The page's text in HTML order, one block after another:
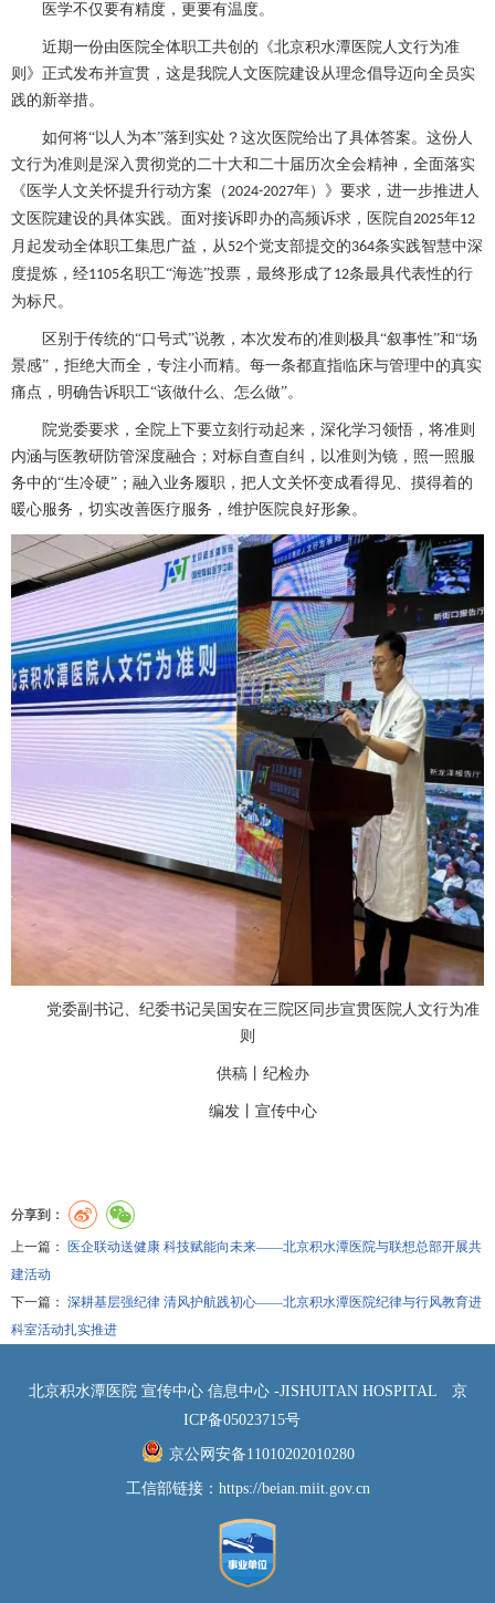
医学不仅要有精度，更要有温度。
近期一份由医院全体职工共创的《北京积水潭医院人文行为准
则》正式发布并宣贯 ， 这是我院人文医院建设从理念倡导迈向全员实
践的新举措。
如何将“以人为本”落到实处？这次医院给出了具体答案。这份人
文行为准则是深入贯彻党的二十大和二十届历次全会精神，全面落实
《医学人文关怀提升行动方案（2024-2027年）》要求，进一步推进人
文医院建设的具体实践。面对接诉即办的高频诉求，医院自2025年12
月起发动全体职工集思广益，从52个党支部提交的364条实践智慧中深
度提炼，经1105名职工“海选”投票，最终形成了 12条最具代表性的行
为标尺。
区别于传统的“口号式”说教，本次发布的准则极具“叙事性”和“场
景感”，拒绝大而全，专注小而精。每一条都直指临床与管理中的真实
痛点，明确告诉职工“该做什么、怎么做”。
院党委要求，全院上下要立刻行动起来，深化学习领悟，将准则
内涵与医教研防管深度融合；对标自查自纠，以准则为镜，照一照服
务中的“生冷硬”；融入业务履职，把人文关怀变成看得见、摸得着的
暖心服务，切实改善医疗服务，维护医院良好形象。
党委副书记、纪委书记吴国安在三院区同步宣贯医院人文行为准
则
供稿丨纪检办
编发丨 宣传中心
分享到：
上一篇：
医企联动送健康 科技赋能向未来——北京积水潭医院与联想总部开展共
建活动
下一篇： 深耕基层强纪律 清风护航践初心——北京积水潭医院纪律与行风教育进
科室活动扎实推进
北京积水潭医院 宣传中心 信息中心 -JISHUITAN HOSPITAL
京
ICP备05023715号
京公网安备11010202010280
工信部链接： https://beian.miit.gov.cn